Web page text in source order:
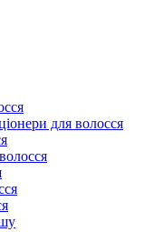
для волосся